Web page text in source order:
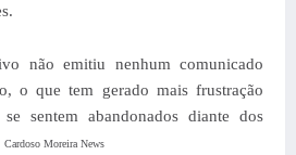
não emitiu nenhum comunicado
o que tem gerado mais frustração
sentem abandonados diante dos
Cardoso Moreira News